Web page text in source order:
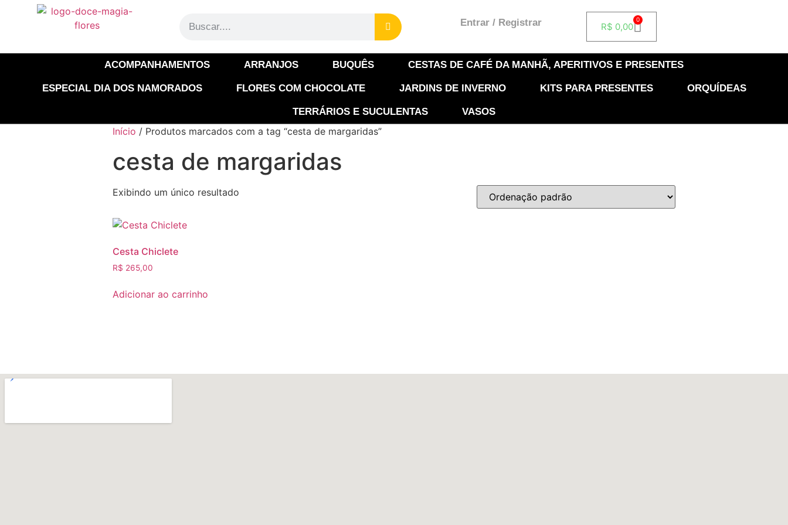
Entrar / Registrar R$ 0,00
0
ACOMPANHAMENTOS ARRANJOS BUQUÊS CESTAS DE CAFÉ DA MANHÃ, APERITIVOS E PRESENTES
ESPECIAL DIA DOS NAMORADOS FLORES COM CHOCOLATE JARDINS DE INVERNO KITS PARA PRESENTES ORQUÍDEAS
TERRÁRIOS E SUCULENTAS VASOS
Início / Produtos marcados com a tag “cesta de margaridas”
cesta de margaridas
Exibindo um único resultado
Cesta Chiclete
R$ 265,00
Adicionar ao carrinho